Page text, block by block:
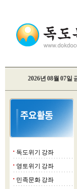
2026년 08월 07일
■ 독도위기 강좌
■ 영토위기 강좌
■ 민족문화 강좌